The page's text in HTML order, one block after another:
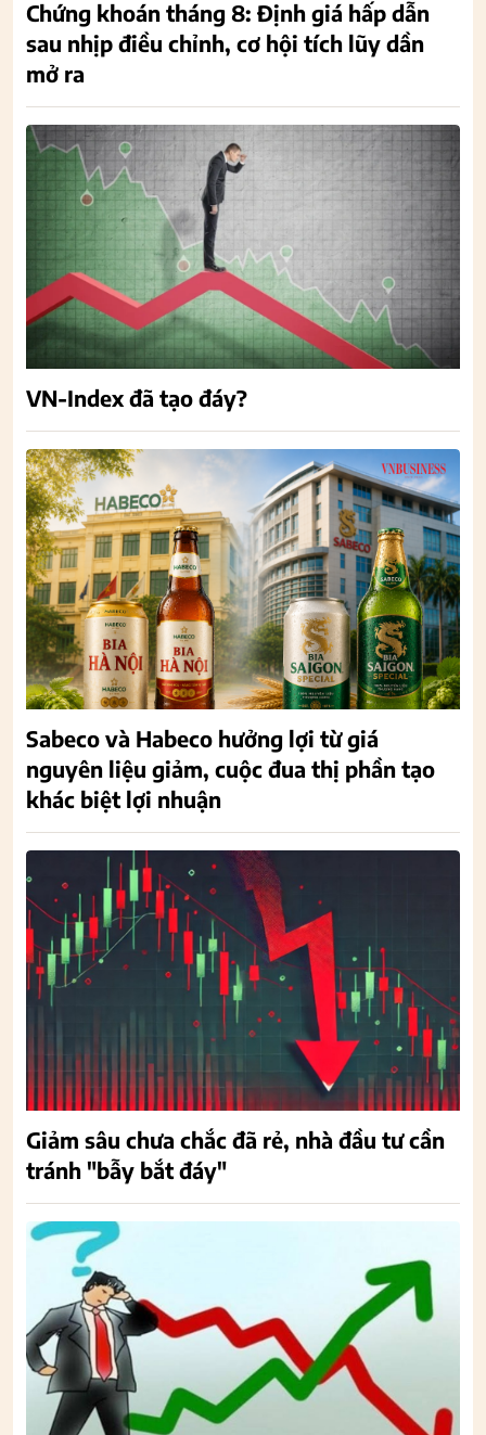
Chứng khoán tháng 8: Định giá hấp dẫn
sau nhịp điều chỉnh, cơ hội tích lũy dần
mở ra
VN-Index đã tạo đáy?
Sabeco và Habeco hưởng lợi từ giá
nguyên liệu giảm, cuộc đua thị phần tạo
khác biệt lợi nhuận
Giảm sâu chưa chắc đã rẻ, nhà đầu tư cần
tránh "bẫy bắt đáy"